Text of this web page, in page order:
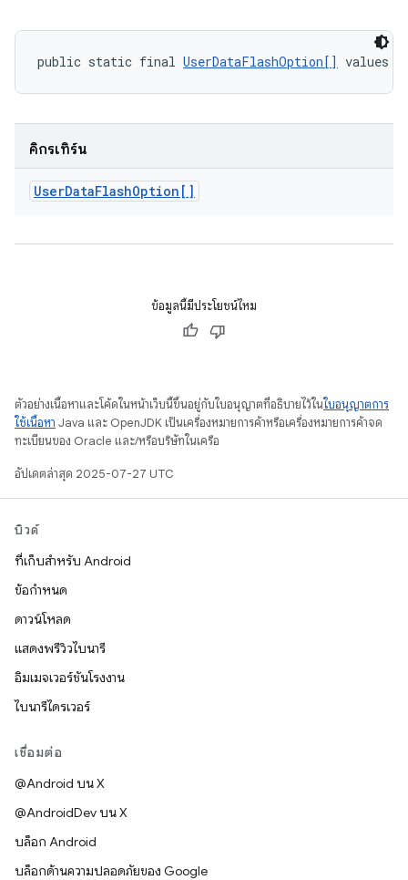
public static final UserDataFlashOption[] values
คิกรีเทิร์น
UserDataFlashOption[]
ข้อมูลนี้มีประโยชน์ไหม
ตัวอย่างเนื้อหาและโค้ดในหน้าเว็บนี้ขึ้นอยู่กับใบอนุญาตที่อธิบายไว้ในใบอนุญาตการ
ใช้เนื้อหา Java และ OpenJDK เป็นเครื่องหมายการค้าหรือเครื่องหมายการค้าจด
ทะเบียนของ Oracle และ/หรือบริษัทในเครือ
อัปเดตล่าสุด 2025-07-27 UTC
บิวด์
ที่เก็บสำหรับ Android
ข้อกำหนด
ดาวน์โหลด
แสดงพรีวิวไบนารี
อิมเมจเวอร์ชันโรงงาน
ไบนารีไดรเวอร์
เชื่อมต่อ
@Android บน X
@AndroidDev บน X
บล็อก Android
บล็อกด้านความปลอดภัยของ Google